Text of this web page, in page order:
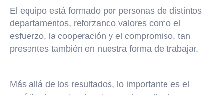
El equipo está formado por personas de distintos
departamentos, reforzando valores como el
esfuerzo, la cooperación y el compromiso, tan
presentes también en nuestra forma de trabajar.
Más allá de los resultados, lo importante es el